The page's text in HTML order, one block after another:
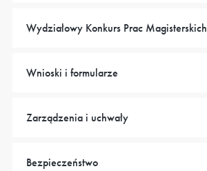
Wydziałowy Konkurs Prac Magisterskich
Wnioski i formularze
Zarządzenia i uchwały
Bezpieczeństwo